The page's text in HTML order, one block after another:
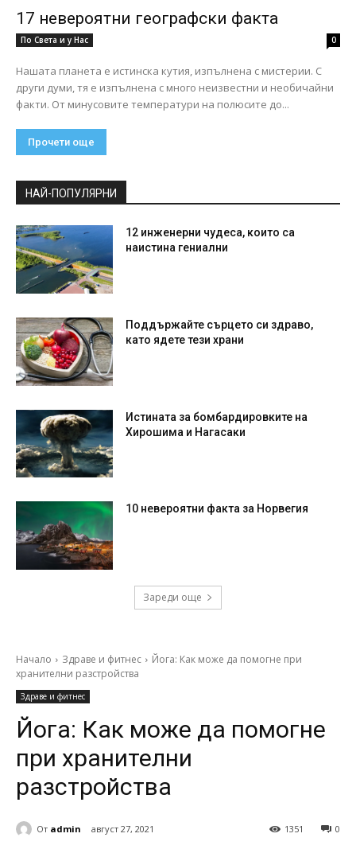
17 невероятни географски факта
По Света и у Нас 0
Нашата планета е истинска кутия, изпълнена с мистерии. С
други думи, тя е изпълнена с много неизвестни и необичайни
факти. От минусовите температури на полюсите до...
Прочети още
НАЙ-ПОПУЛЯРНИ
12 инженерни чудеса, които са
наистина гениални
Поддържайте сърцето си здраво,
като ядете тези храни
Истината за бомбардировките на
Хирошима и Нагасаки
10 невероятни факта за Норвегия
Зареди още